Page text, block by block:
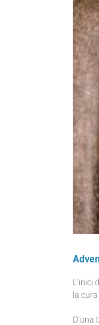
L’inici
la
D’una